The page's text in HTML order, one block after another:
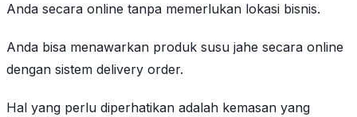
Anda secara online tanpa memerlukan lokasi bisnis.
Anda bisa menawarkan produk susu jahe secara online
dengan sistem delivery order.
Hal yang perlu diperhatikan adalah kemasan yang